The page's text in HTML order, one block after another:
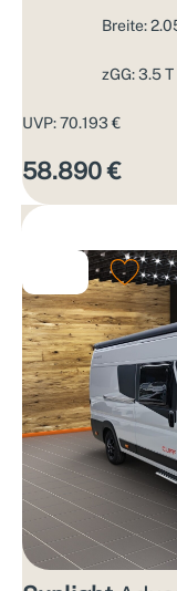
Breite:
zGG: 3.5 T
UVP: 70.193 €
58.890 €